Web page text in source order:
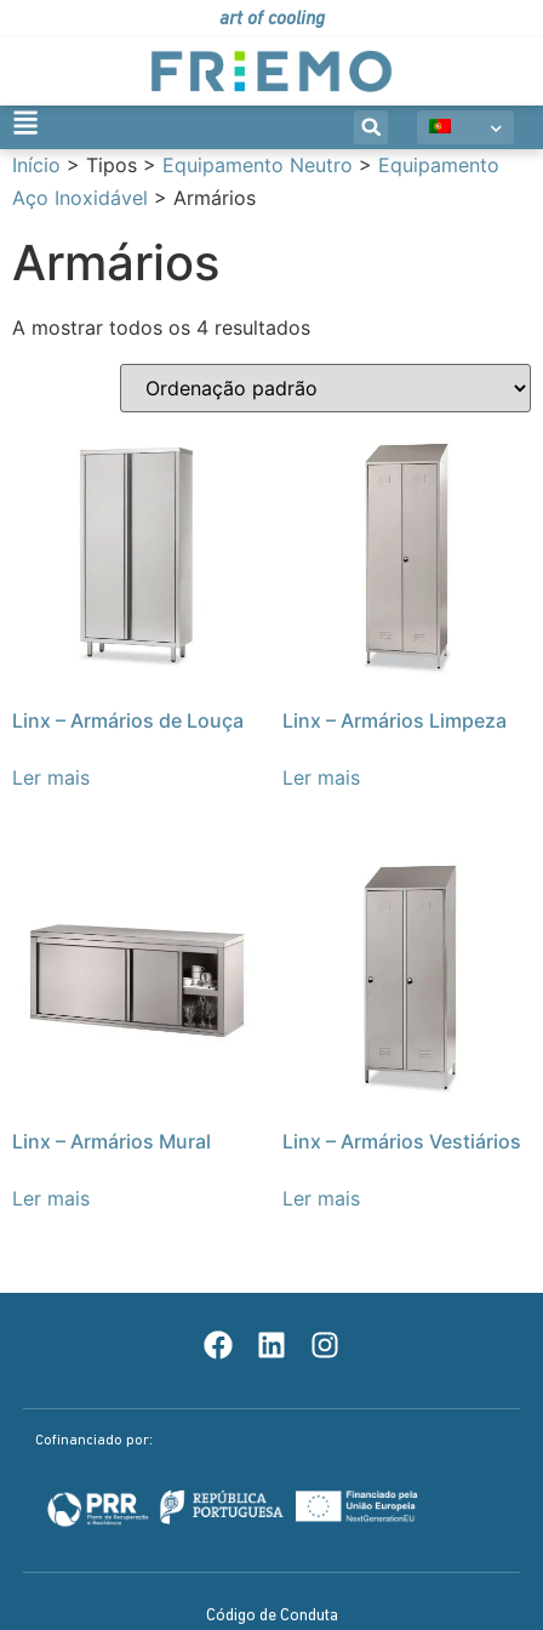
art of cooling
Início > Tipos > Equipamento Neutro > Equipamento
Aço Inoxidável > Armários
Armários
A mostrar todos os 4 resultados
Linx – Armários de Louça
Ler mais
Linx – Armários Limpeza
Ler mais
Linx – Armários Mural
Ler mais
Linx – Armários Vestiários
Ler mais
Cofinanciado por:
Código de Conduta